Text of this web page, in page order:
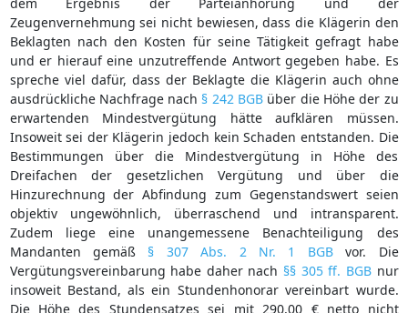
Zeugenvernehmung sei nicht bewiesen, dass die Klägerin den
Beklagten nach den Kosten für seine Tätigkeit gefragt habe
und er hierauf eine unzutreffende Antwort gegeben habe. Es
spreche viel dafür, dass der Beklagte die Klägerin auch ohne
ausdrückliche Nachfrage nach § 242 BGB über die Höhe der zu
erwartenden Mindestvergütung hätte aufklären müssen.
Insoweit sei der Klägerin jedoch kein Schaden entstanden. Die
Bestimmungen über die Mindestvergütung in Höhe des
Dreifachen der gesetzlichen Vergütung und über die
Hinzurechnung der Abfindung zum Gegenstandswert seien
objektiv ungewöhnlich, überraschend und intransparent.
Zudem liege eine unangemessene Benachteiligung des
Mandanten gemäß § 307 Abs. 2 Nr. 1 BGBvor. Die
Vergütungsvereinbarung habe daher nach §§ 305 ff. BGBnur
insoweit Bestand, als ein Stundenhonorar vereinbart wurde.
Die Höhe des Stundensatzes sei mit 290,00 € netto nicht